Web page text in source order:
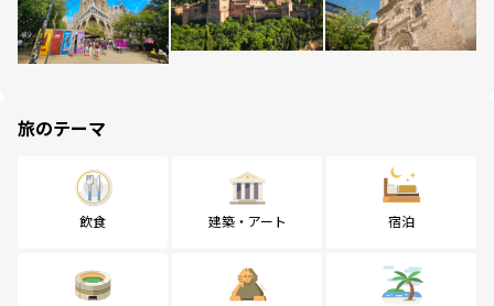
旅のテーマ
飲食 建築・アート 宿泊